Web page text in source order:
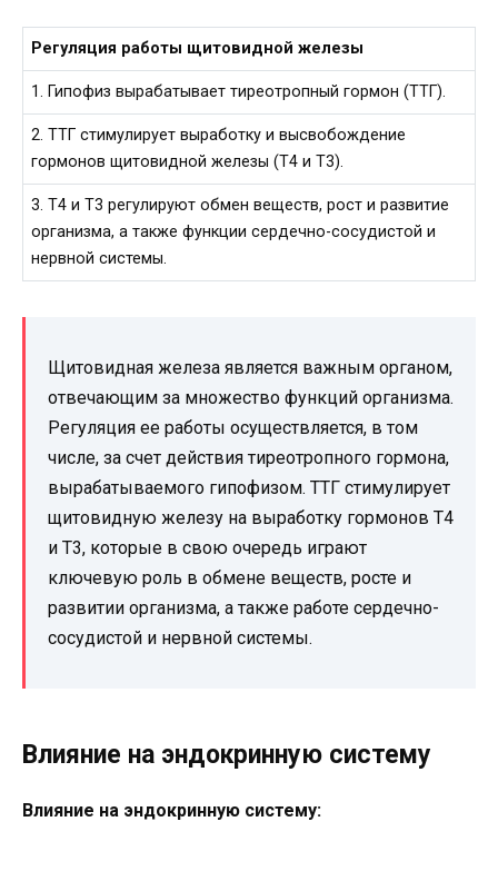
Регуляция работы щитовидной железы
1. Гипофиз вырабатывает тиреотропный гормон (ТТГ).
2. ТТГ стимулирует выработку и высвобождение
гормонов щитовидной железы (Т4 и Т3).
3. Т4 и Т3 регулируют обмен веществ, рост и развитие
организма, а также функции сердечно-сосудистой и
нервной системы.
Щитовидная железа является важным органом,
отвечающим за множество функций организма.
Регуляция ее работы осуществляется, в том
числе, за счет действия тиреотропного гормона,
вырабатываемого гипофизом. ТТГ стимулирует
щитовидную железу на выработку гормонов Т4
и Т3, которые в свою очередь играют
ключевую роль в обмене веществ, росте и
развитии организма, а также работе сердечно-
сосудистой и нервной системы.
Влияние на эндокринную систему
Влияние на эндокринную систему: